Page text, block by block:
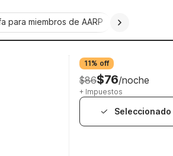
para miembros de AARP
11% off
$86$76/noche
+ Impuestos
Seleccionado